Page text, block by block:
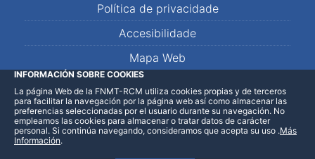
Política de privacidade
Accesibilidade
Mapa Web
LinkedInFacebookWhatsApp
INFORMACIÓN SOBRE COOKIES
La página Web de la FNMT-RCM utiliza cookies propias y de terceros
para facilitar la navegación por la página web así como almacenar las
preferencias seleccionadas por el usuario durante su navegación. No
empleamos las cookies para almacenar o tratar datos de carácter
personal. Si continúa navegando, consideramos que acepta su uso .Más
Información.